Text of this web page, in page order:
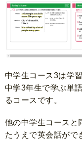
中学生コース3は学
中学3年生で学ぶ単
るコースです。
他の中学生コースと
たうえで英会話がで